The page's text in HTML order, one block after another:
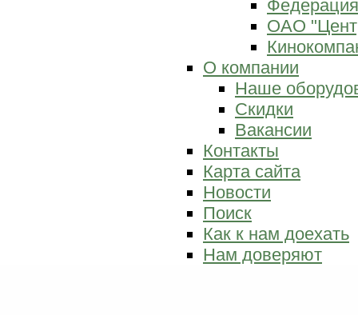
ОАО
О компании
Наше
Скидки
Вакансии
Контакты
Карта сайта
Новости
Поиск
Как к нам доехать
Нам доверяют